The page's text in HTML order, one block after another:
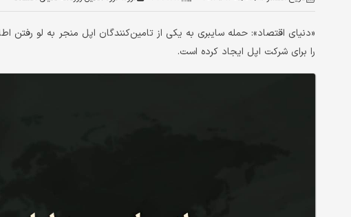
را برای شرکت اپل ایجاد کرده است.